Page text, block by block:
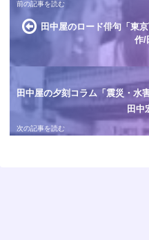
田中屋のロード俳句「東
作/
田中屋の夕刻コラム「震災・水
田中